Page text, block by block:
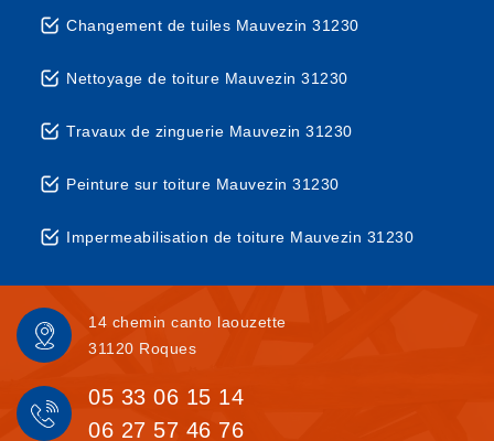
Changement de tuiles Mauvezin 31230
Nettoyage de toiture Mauvezin 31230
Travaux de zinguerie Mauvezin 31230
Peinture sur toiture Mauvezin 31230
Impermeabilisation de toiture Mauvezin 31230
14 chemin canto laouzette
31120 Roques
05 33 06 15 14
06 27 57 46 76